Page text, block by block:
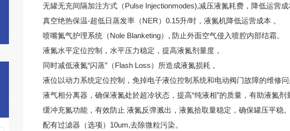
无罐无充间隔加注方式（Pulse Injectionmodes),减压液氮耗费，降低运营成
真空绝热保温-超低日蒸发率（NER）0.15升/时，液氮机降低运营成本 。
喷嘴氮气护理系统（Nole Blanketing）, 防止外面空气侵入喷腔内部结霜。
液氮水平定位控制，水平压力稳定，提高液氮剂量度，
同时减低液氮“闪蒸”（Flash Loss）所造成液氮损耗 。
液位以动力系统定位控制，免掉电子液位控制系统和电动阀门故障的维修
液气相分离器，确保液氮处於超冷状态，提高“纯液相”的质量，有助液氮剂
缓冲充氮功能，有效防止 液氮反弹溅出，液氮拾取量稳定，确保罐压平稳。
配有过滤器（选项）10um,去除微粒污染。